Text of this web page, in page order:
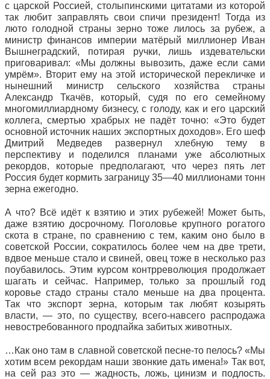
с царской Россией, столыпинскими цитатами из которой
так любит заправлять свои спичи президент! Тогда из
люто голодной страны зерно тоже лилось за рубеж, а
министр финансов империи матёрый миллионер Иван
Вышнеградский, потирая ручки, лишь издевательски
приговаривал: «Мы должны вывозить, даже если сами
умрём». Вторит ему на этой исторической перекличке и
нынешний министр сельского хозяйства страны
Александр Ткачёв, который, судя по его семейному
многомиллиардному бизнесу, с голоду, как и его царский
коллега, смертью храбрых не падёт точно: «Это будет
основной источник наших экспортных доходов». Его шеф
Дмитрий Медведев развернул хлебную тему в
перспективу и поделился планами уже абсолютных
рекордов, которые предполагают, что через пять лет
Россия будет кормить заграницу 35—40 миллионами тонн
зерна ежегодно.
А что? Всё идёт к взятию и этих рубежей! Может быть,
даже взятию досрочному. Поголовье крупного рогатого
скота в стране, по сравнению с тем, каким оно было в
советской России, сократилось более чем на две трети,
вдвое меньше стало и свиней, овец тоже в несколько раз
поубавилось. Этим курсом контрреволюция продолжает
шагать и сейчас. Например, только за прошлый год
коровье стадо страны стало меньше на два процента.
Так что экспорт зерна, которым так любят козырять
власти, — это, по существу, всего-навсего распродажа
невостребованного продпайка забитых животных.
…Как оно там в славной советской песне-то пелось? «Мы
хотим всем рекордам наши звонкие дать имена!» Так вот,
на сей раз это — жадность, ложь, цинизм и подлость.